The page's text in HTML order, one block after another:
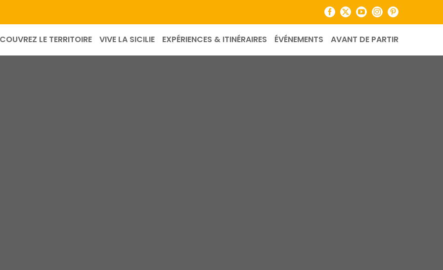
Facebook
X YouTubeInstagramPinterest
LE TERRITOIRE VIVE LA SICILIE EXPÉRIENCES & ITINÉRAIRES ÉVÉNEMENTS AVANT DE PARTIR